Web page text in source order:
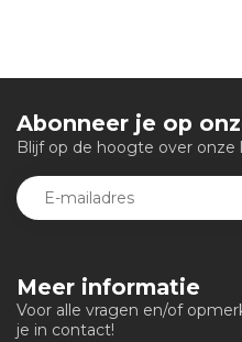
Meer informatie
Voor alle vragen en/of
je in contact!
Abonneer je op
Blijf op de hoogte over onze